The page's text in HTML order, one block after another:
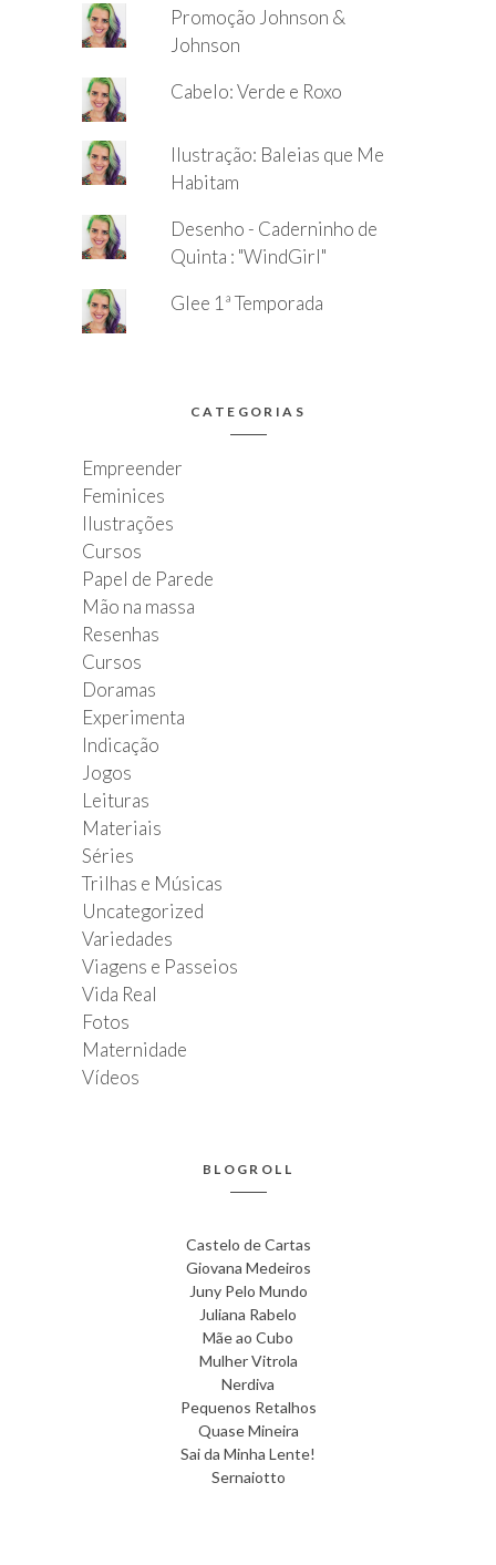
Promoção Johnson &
Johnson
Cabelo: Verde e Roxo
Ilustração: Baleias que Me
Habitam
Desenho - Caderninho de
Quinta : "WindGirl"
Glee 1ª Temporada
CATEGORIAS
Empreender
Feminices
Ilustrações
Cursos
Papel de Parede
Mão na massa
Resenhas
Cursos
Doramas
Experimenta
Indicação
Jogos
Leituras
Materiais
Séries
Trilhas e Músicas
Uncategorized
Variedades
Viagens e Passeios
Vida Real
Fotos
Maternidade
Vídeos
BLOGROLL
Castelo de Cartas
Giovana Medeiros
Juny Pelo Mundo
Juliana Rabelo
Mãe ao Cubo
Mulher Vitrola
Nerdiva
Pequenos Retalhos
Quase Mineira
Sai da Minha Lente!
Sernaiotto